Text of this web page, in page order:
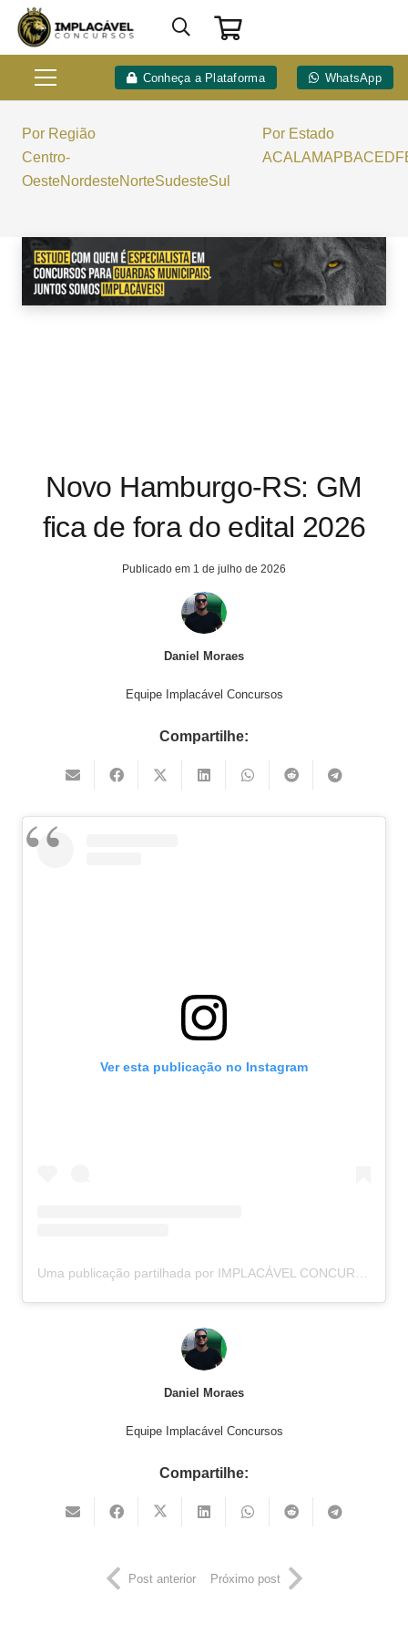
Conheça a Plataforma WhatsApp
Por Região
Centro-
OesteNordesteNorteSudesteSul
Por Estado
ACALAMAPBACEDF
Novo Hamburgo-RS: GM
fica de fora do edital 2026
Publicado em 1 de julho de 2026
Daniel Moraes
Equipe Implacável Concursos
Compartilhe:
Ver esta publicação no Instagram
Daniel Moraes
Equipe Implacável Concursos
Compartilhe:
Post anterior Próximo post